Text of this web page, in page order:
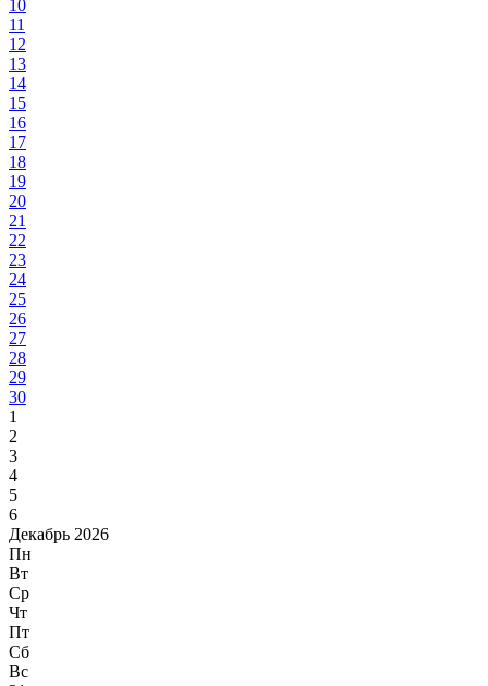
10
11
12
13
14
15
16
17
18
19
20
21
22
23
24
25
26
27
28
29
30
1
2
3
4
5
6
Декабрь 2026
Пн
Вт
Ср
Чт
Пт
Сб
Вс